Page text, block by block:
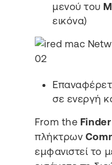
μενού του
σε ενεργή
From the Finder
πλήκτρων
εμφανιστεί το